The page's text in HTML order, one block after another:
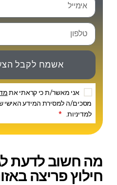
אשמח לקבל
אני מאשר/ת כי קראתי את
מסכים/ה למסירת המידע האישי
למדיניות.
*
מה חשוב לדעת
חילוץ פריצה